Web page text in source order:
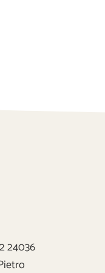
24036